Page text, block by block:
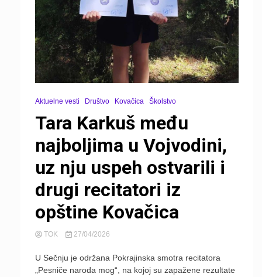
Aktuelne vesti Društvo Kovačica Školstvo
Tara Karkuš među
najboljima u Vojvodini,
uz nju uspeh ostvarili i
drugi recitatori iz
opštine Kovačica
TOK 27/04/2026
U Sečnju je održana Pokrajinska smotra recitatora
„Pesniče naroda mog“, na kojoj su zapažene rezultate